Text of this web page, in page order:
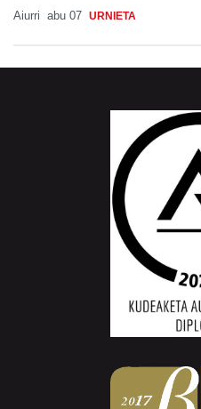
Aiurri abu 07 URNIETA